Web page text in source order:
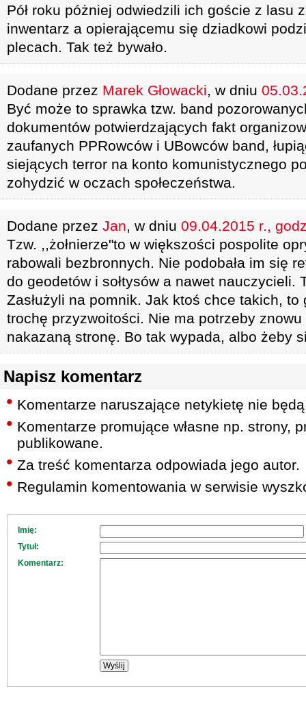
Pół roku póżniej odwiedzili ich goście z lasu
inwentarz a opierającemu się dziadkowi
plecach. Tak też bywało.
Dodane przez Marek Głowacki, w dniu
Być może to sprawka tzw. band
dokumentów potwierdzających fakt
zaufanych PPRowców i UBowców band,
siejących terror na konto komunistycznego
zohydzić w oczach społeczeństwa.
Dodane przez Jan, w dniu 09.04.2015 r.,
Tzw. ,,żołnierze"to w większości pospolite
rabowali bezbronnych. Nie podobała im się
do geodetów i sołtysów a nawet nauczycieli.
Zasłużyli na pomnik. Jak ktoś chce takich,
trochę przyzwoitości. Nie ma potrzeby znowu
nakazaną stronę. Bo tak wypada, albo żeby
Napisz komentarz
Komentarze naruszające netykietę nie
Komentarze promujące własne np. strony,
publikowane.
Za treść komentarza odpowiada jego autor.
Regulamin komentowania w serwisie
Imię:
Tytuł:
Komentarz: